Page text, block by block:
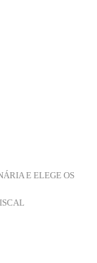
E ELEGE OS